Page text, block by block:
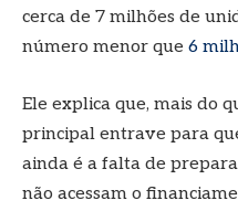
cerca de 7 milhões de
número menor que 6
Ele explica que, mais do
principal entrave para
ainda é a falta de
não acessam o